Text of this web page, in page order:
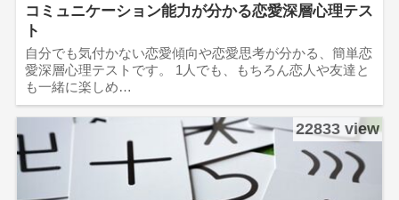
コミュニケーション能力が分かる恋愛深層心理テス
ト
自分でも気付かない恋愛傾向や恋愛思考が分かる、簡単恋
愛深層心理テストです。 1人でも、もちろん恋人や友達と
も一緒に楽しめ…
22833 view